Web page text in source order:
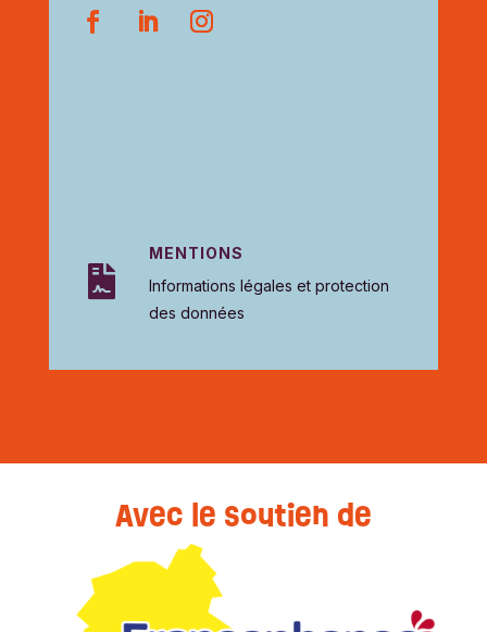

MENTIONS
Informations légales et protection
des données
Avec le soutien de